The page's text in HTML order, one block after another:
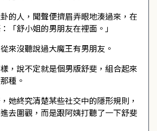
的人，聞聲便擠眉弄眼地湊過來，在
「舒小姐的男朋友在裡面。」
來沒聽說過大魔王有男朋友。
，說不定就是個男版舒斐，組合起來
種。
她終究清楚某些社交中的隱形規則，
去圍觀，而是跟阿姨打聽了一下舒斐